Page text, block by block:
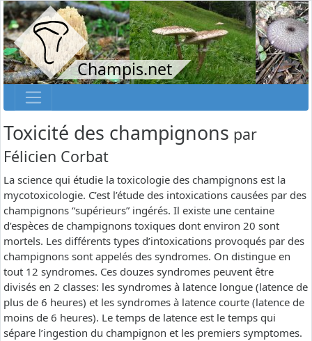
Champis.net
Toxicité des champignons par
Félicien Corbat
La science qui étudie la toxicologie des champignons est la
mycotoxicologie. C’est l’étude des intoxications causées par des
champignons “supérieurs” ingérés. Il existe une centaine
d’espèces de champignons toxiques dont environ 20 sont
mortels. Les différents types d’intoxications provoqués par des
champignons sont appelés des syndromes. On distingue en
tout 12 syndromes. Ces douzes syndromes peuvent être
divisés en 2 classes: les syndromes à latence longue (latence de
plus de 6 heures) et les syndromes à latence courte (latence de
moins de 6 heures). Le temps de latence est le temps qui
sépare l’ingestion du champignon et les premiers symptomes.